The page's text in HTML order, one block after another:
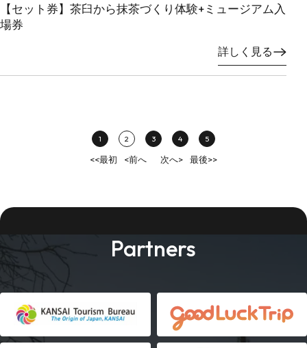
【セット券】茶臼から抹茶づくり体験+ミュージアム入
場券
詳しく見る
<<最初 <前へ
1 2 3 4 5
次へ> 最後>>
Partners